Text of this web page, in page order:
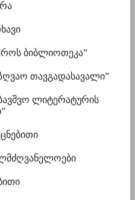
ბიბლიოთეკა”
თავგადასავალი”
ლიტერატურის